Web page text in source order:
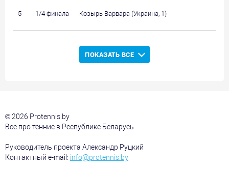
5 1/4 финала Козырь Варвара (Украина, 1)
ПОКАЗАТЬ ВСЕ
© 2026 Protennis.by
Все про теннис в Республике Беларусь
Руководитель проекта Александр Руцкий
Контактный e-mail: info@protennis.by